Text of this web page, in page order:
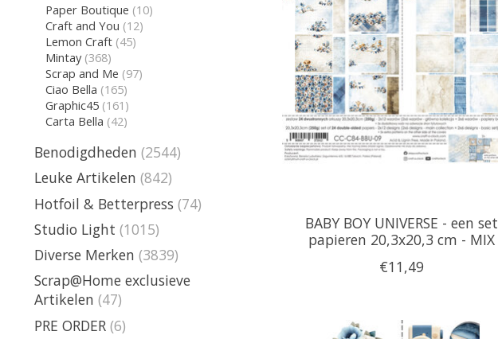
Paper Boutique (10)
Craft and You (12)
Lemon Craft (45)
Mintay (368)
Scrap and Me (97)
Ciao Bella (165)
Graphic45 (161)
Carta Bella (42)
Benodigdheden (2544)
Leuke Artikelen (842)
Hotfoil & Betterpress (74)
Studio Light (1015)
Diverse Merken (3839)
Scrap@Home exclusieve
Artikelen (47)
PRE ORDER (6)
BABY BOY UNIVERSE - een set
papieren 20,3x20,3 cm - MIX
€11,49